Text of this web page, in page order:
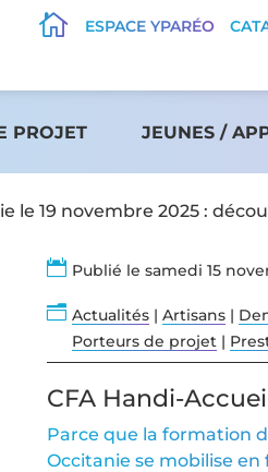
 ESPACE YPARÉO
PROJET JEUNES /
le 19 novembre 2025 :
 Publié le samedi 15
n Actualités | Artisans |
Porteurs de projet |
CFA Handi-
Parce que la formation
Occitanie se mobilise en